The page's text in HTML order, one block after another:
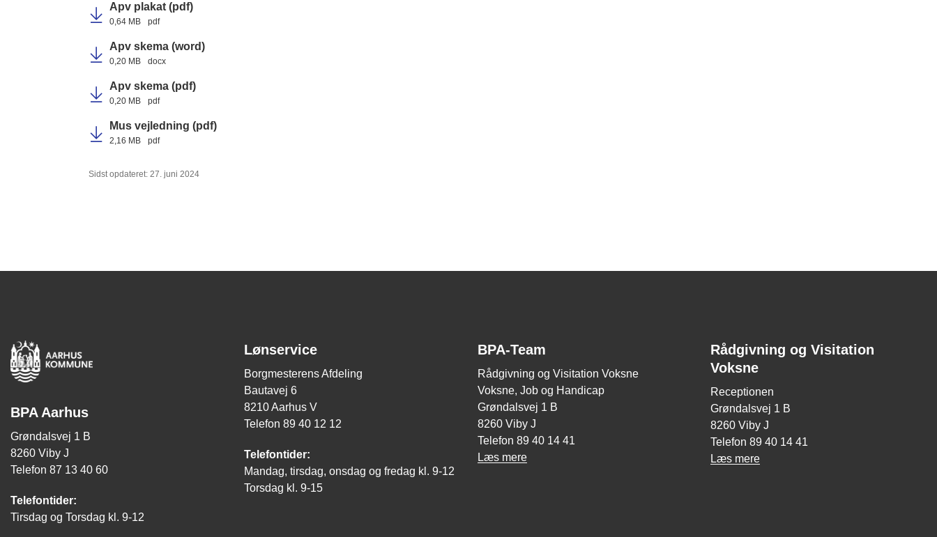
Apv plakat (pdf)
0,64 MB pdf
Apv skema (word)
0,20 MB docx
Apv skema (pdf)
0,20 MB pdf
Mus vejledning (pdf)
2,16 MB pdf
Sidst opdateret: 27. juni 2024
BPA Aarhus
Grøndalsvej 1 B
8260 Viby J
Telefon 87 13 40 60
Telefontider:
Tirsdag og Torsdag kl. 9-12
Lønservice
Borgmesterens Afdeling
Bautavej 6
8210 Aarhus V
Telefon 89 40 12 12
Telefontider:
Mandag, tirsdag, onsdag og fredag kl. 9-12
Torsdag kl. 9-15
BPA-Team
Rådgivning og Visitation Voksne
Voksne, Job og Handicap
Grøndalsvej 1 B
8260 Viby J
Telefon 89 40 14 41
Læs mere
Rådgivning og Visitation
Voksne
Receptionen
Grøndalsvej 1 B
8260 Viby J
Telefon 89 40 14 41
Læs mere